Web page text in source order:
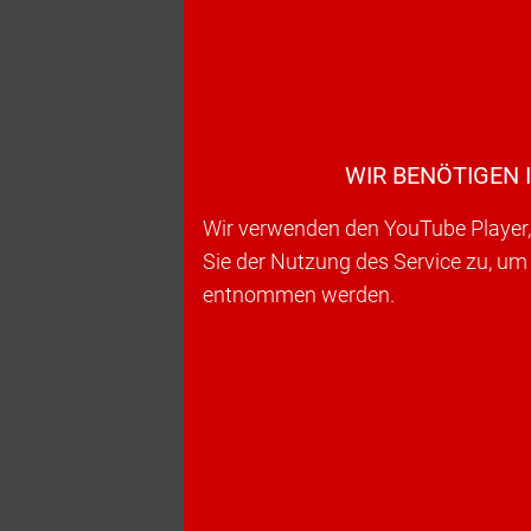
WIR BENÖTIGEN
Wir verwenden den YouTube
Sie der Nutzung des Service zu,
entnommen werden.